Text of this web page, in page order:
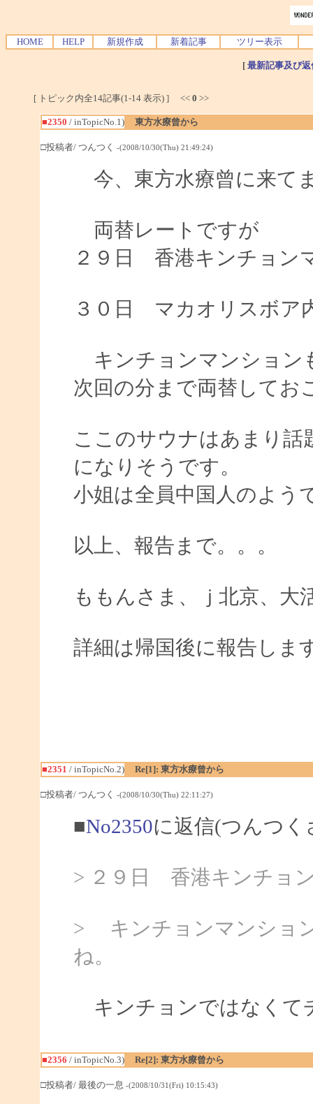
HOME HELP 新規作成 新着記事 ツリー表示
[ 最新記事及び
[ トピック内全14記事(1-14 表示) ] << 0 >>
■2350 / inTopicNo.1) 東方水療曾から
□投稿者/ つんつく -(2008/10/30(Thu) 21:49:24)
今、東方水療曾に来て
両替レートですが
２９日 香港キンチョ
３０日 マカオリス
キンチョンマンション
次回の分まで両替してお
ここのサウナはあまり話
になりそうです。
小姐は全員中国人のよう
以上、報告まで。。。
ももんさま、ｊ北京、大
詳細は帰国後に報告しま
■2351 / inTopicNo.2) Re[1]: 東方水療曾から
□投稿者/ つんつく -(2008/10/30(Thu) 22:11:27)
■No2350に返信(つんつく
> ２９日 香港キンチョ
> キンチョンマンショ
ね。
キンチョンではなくて
■2356 / inTopicNo.3) Re[2]: 東方水療曾から
□投稿者/ 最後の一息 -(2008/10/31(Fri) 10:15:43)